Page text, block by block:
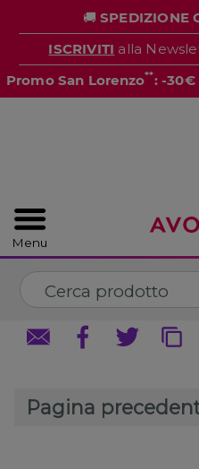
🚚 SPEDIZIONE
ISCRIVITI alla
Promo San Lorenzo**: -30€
Menu
Pagina